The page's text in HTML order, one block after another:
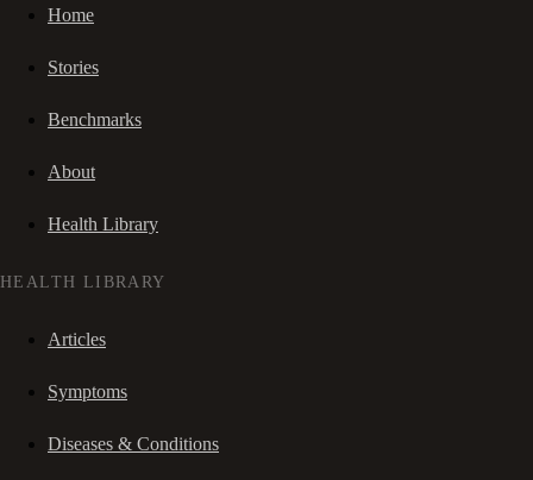
Home
Stories
Benchmarks
About
Health Library
HEALTH LIBRARY
Articles
Symptoms
Diseases & Conditions